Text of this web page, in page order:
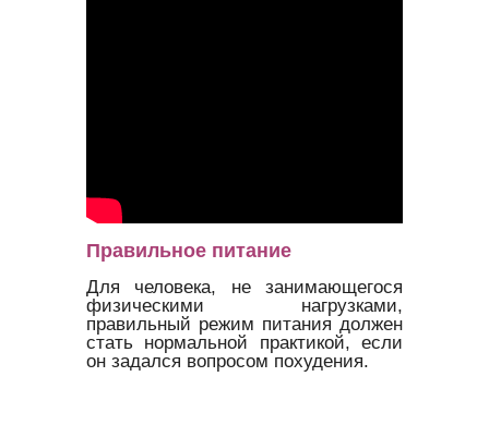
Правильное питание
Для человека, не занимающегося
физическими нагрузками,
правильный режим питания должен
стать нормальной практикой, если
он задался вопросом похудения.